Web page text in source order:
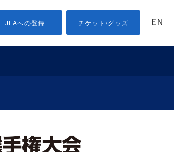
JFAへの登録 チケット/グッズ EN